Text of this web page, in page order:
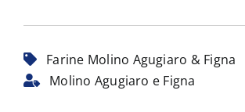
Farine Molino Agugiaro & Figna
Molino Agugiaro e Figna